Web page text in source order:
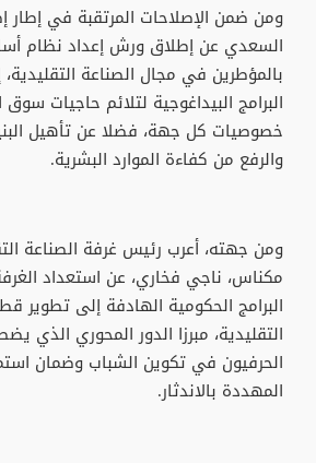
ومن ضمن الإصلاحات المرتقبة في إطار
السعدي عن إطلاق ورش إعداد نظام
بالمؤطرين في مجال الصناعة
البرامج البيداغوجية لتلائم حاجيات
خصوصيات كل جهة، فضلا عن تأهيل
والرفع من كفاءة الموارد البشرية.
ومن جهته، أعرب رئيس غرفة الصناعة
مكناس، ناجي فخاري، عن استعداد
البرامج الحكومية الهادفة إلى تطوير
التقليدية، مبرزا الدور المحوري الذي
الحرفيون في تكوين الشباب وضمان
المهددة بالاندثار.